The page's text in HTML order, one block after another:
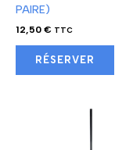
PAIRE)
12,50 € TTC
RÉSERVER